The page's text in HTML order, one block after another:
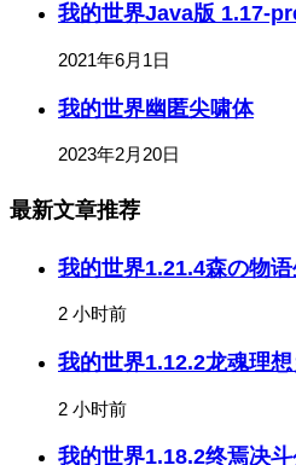
我的世界Java版 1.17-
2021年6月1日
我的世界幽匿尖啸体
2023年2月20日
最新文章推荐
我的世界1.21.4森の物
2 小时前
我的世界1.12.2龙魂理
2 小时前
我的世界1.18.2终焉决